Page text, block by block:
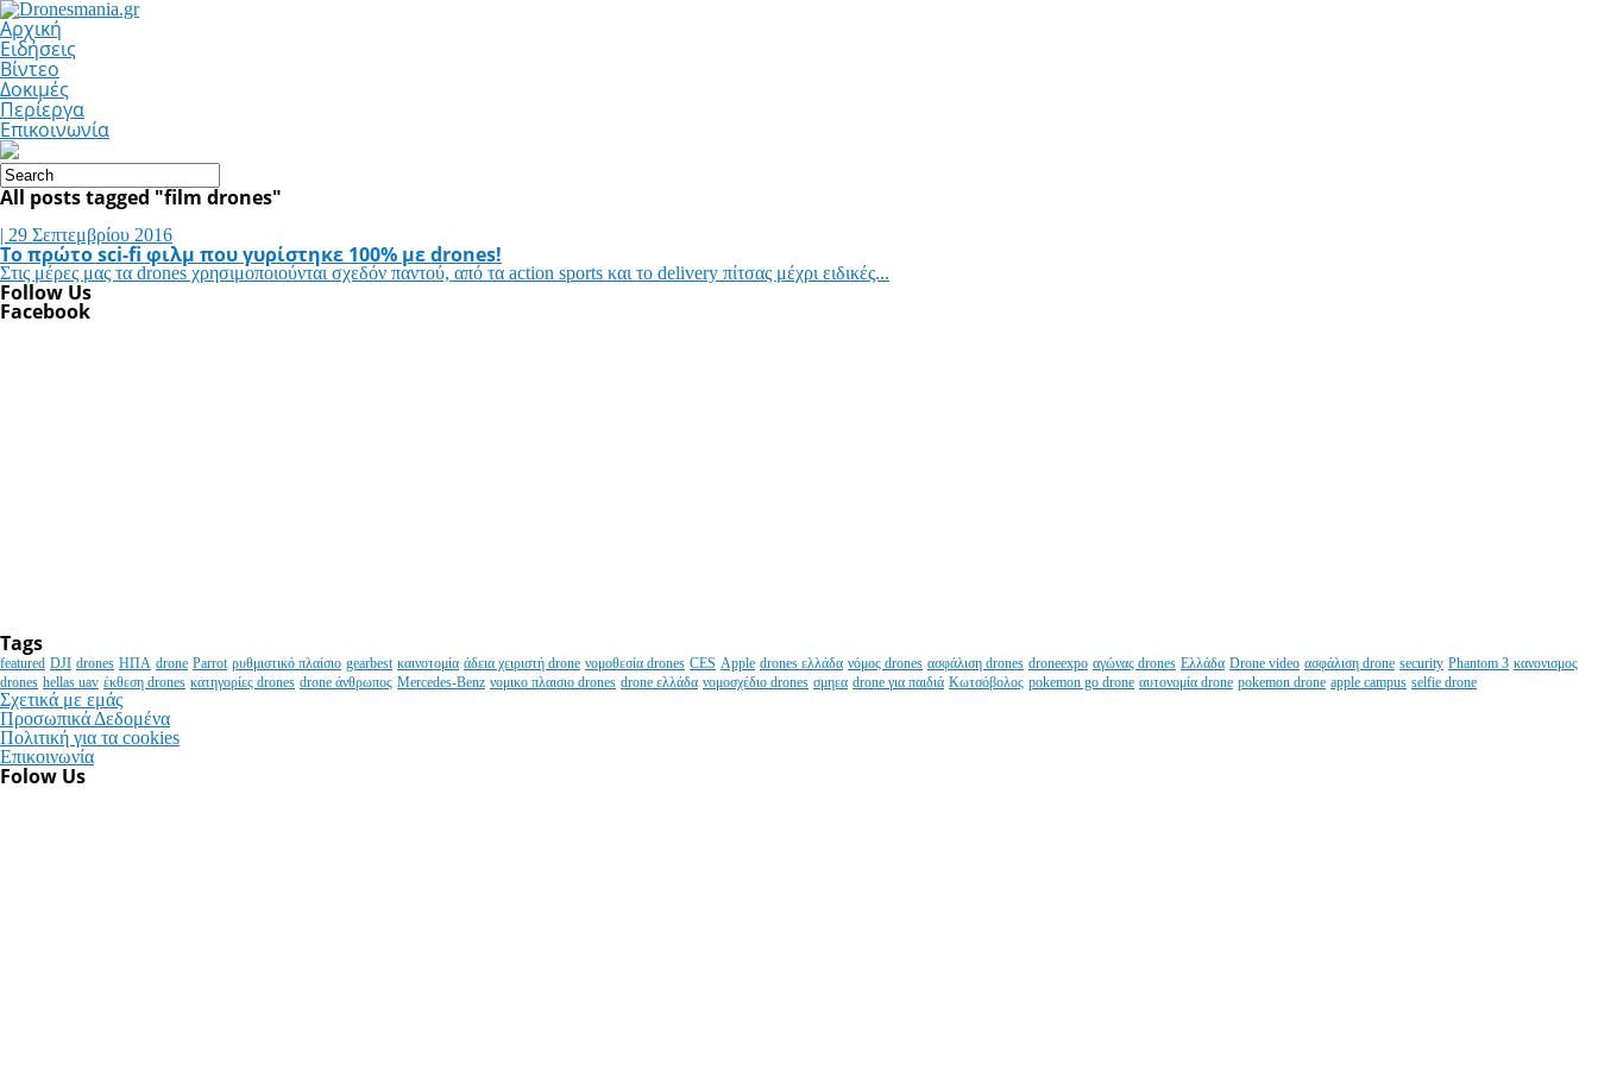
Αρχική
Ειδήσεις
Βίντεο
Δοκιμές
Περίεργα
Επικοινωνία
All posts tagged "film drones"
| 29 Σεπτεμβρίου 2016
Το πρώτο sci-fi φιλμ που γυρίστηκε 100% με drones!
Στις μέρες μας τα drones χρησιμοποιούνται σχεδόν παντού, από τα action sports και το delivery πίτσας μέχρι ειδικές...
Follow Us
Facebook
Tags
featured DJI drones ΗΠΑ drone Parrot ρυθμιστικό πλαίσιο gearbest καινοτομία άδεια χειριστή drone νομοθεσία drones CES Apple drones ελλάδα νόμος drones ασφάλιση drones droneexpo αγώνας drones Ελλάδα Drone video ασφάλιση drone security Phantom 3 κανονισμος
drones hellas uav έκθεση drones κατηγορίες drones drone άνθρωπος Mercedes-Benz νομικο πλαισιο drones drone ελλάδα νομοσχέδιο drones σμηεα drone για παιδιά Κωτσόβολος pokemon go drone αυτονομία drone pokemon drone apple campus selfie drone
Σχετικά με εμάς
Προσωπικά Δεδομένα
Πολιτική για τα cookies
Επικοινωνία
Folow Us